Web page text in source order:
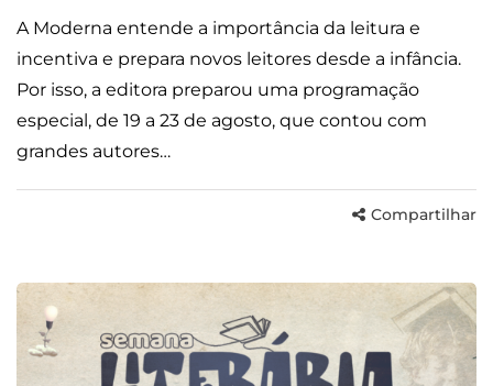
A Moderna entende a importância da leitura e
incentiva e prepara novos leitores desde a infância.
Por isso, a editora preparou uma programação
especial, de 19 a 23 de agosto, que contou com
grandes autores…
Compartilhar